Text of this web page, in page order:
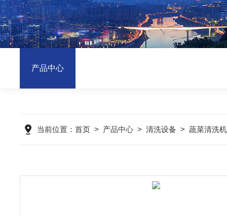
产品中心
当前位置： 首页 > 产品中心 > 清洗设备 > 蔬菜清洗机